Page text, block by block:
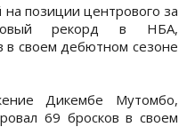
позиции центрового за
новый рекорд в НБА,
в своем дебютном сезоне
Дикембе Мутомбо,
69 бросков в своем